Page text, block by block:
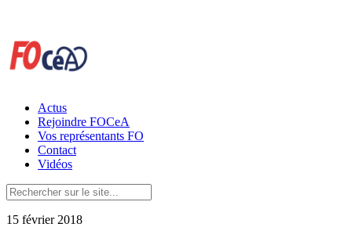
Actus
Rejoindre FOCeA
Vos représentants FO
Contact
Vidéos
15 février 2018